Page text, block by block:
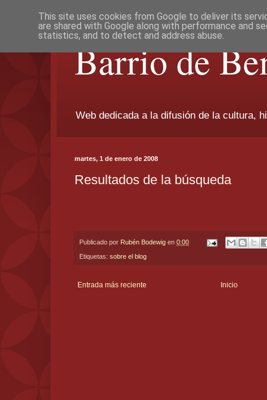
Barrio de
Web dedicada a la difusión de la cultura,
martes, 1 de enero de 2008
Resultados de la búsqueda
Publicado por Rubén Bodewig en 0:00
Etiquetas: sobre el blog
Entrada más reciente Inicio
This site uses cookies from Google to deliver its
are shared with Google along with performance and
statistics, and to detect and address abuse.